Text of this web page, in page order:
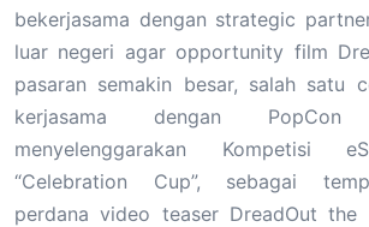
bekerjasama dengan strategic
luar negeri agar opportunity film
pasaran semakin besar, salah satu
kerjasama dengan
menyelenggarakan Kompetisi
“Celebration Cup”, sebagai
perdana video teaser DreadOut the